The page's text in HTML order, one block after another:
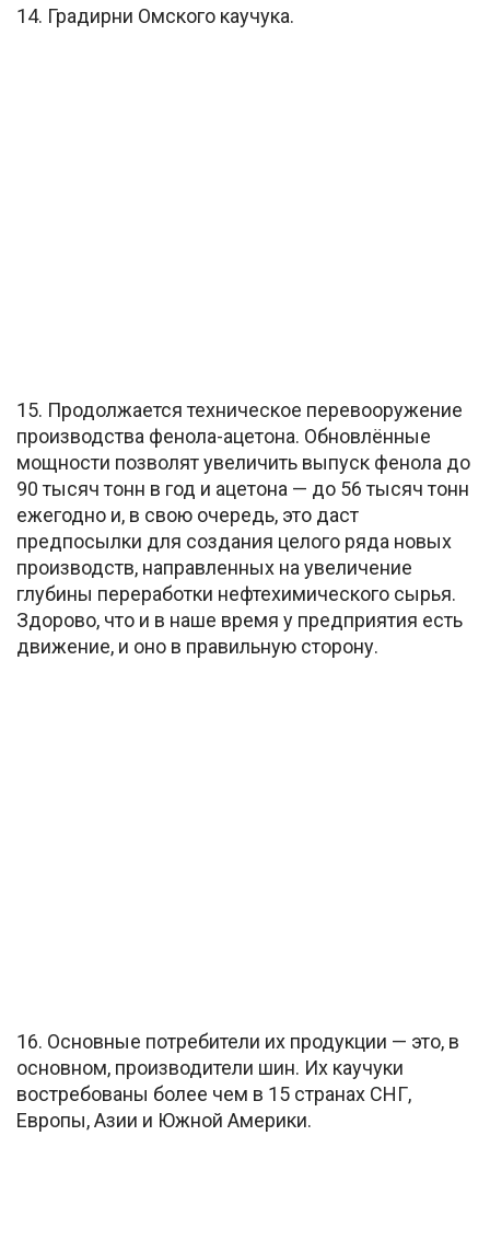
14. Градирни Омского каучука.
15. Продолжается техническое перевооружение
производства фенола-ацетона. Обновлённые
мощности позволят увеличить выпуск фенола до
90 тысяч тонн в год и ацетона — до 56 тысяч тонн
ежегодно и, в свою очередь, это даст
предпосылки для создания целого ряда новых
производств, направленных на увеличение
глубины переработки нефтехимического сырья.
Здорово, что и в наше время у предприятия есть
движение, и оно в правильную сторону.
16. Основные потребители их продукции — это, в
основном, производители шин. Их каучуки
востребованы более чем в 15 странах СНГ,
Европы, Азии и Южной Америки.